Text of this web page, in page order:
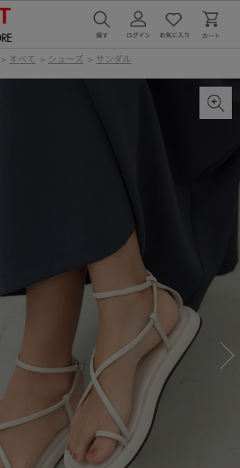
> すべて > シューズ > サンダル